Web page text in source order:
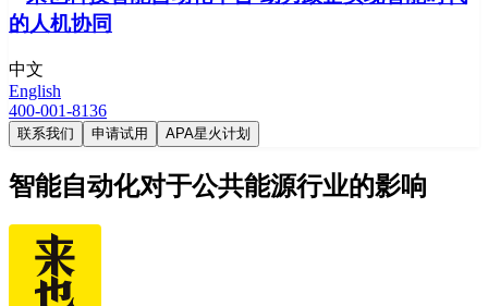
中文
English
400-001-8136
联系我们 申请试用 APA星火计划
智能自动化对于公共能源行业的影响